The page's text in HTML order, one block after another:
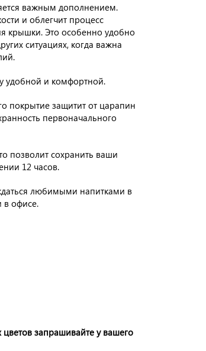
важным дополнением.
и облегчит процесс
крышки. Это особенно удобно
ситуациях, когда важна
удобной и комфортной.
покрытие защитит от царапин
первоначального
позволит сохранить ваши
12 часов.
любимыми напитками в
в офисе.
запрашивайте у вашего